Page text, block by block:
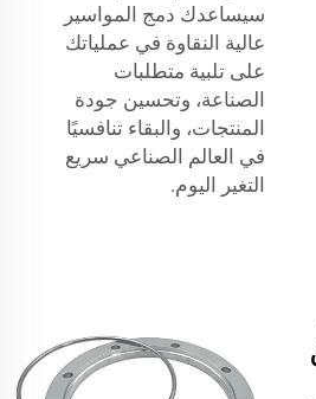
سيساعدك دمج المواسير
عالية النقاوة في عملياتك
على تلبية متطلبات
الصناعة، وتحسين جودة
المنتجات، والبقاء تنافسيًا
في العالم الصناعي سريع
التغير اليوم.